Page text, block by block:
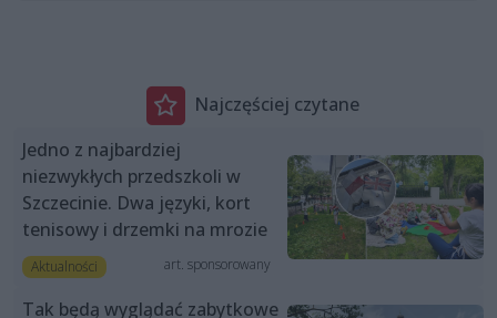
Najczęściej czytane
Jedno z najbardziej
niezwykłych przedszkoli w
Szczecinie. Dwa języki, kort
tenisowy i drzemki na mrozie
Aktualności art. sponsorowany
Tak będą wyglądać zabytkowe